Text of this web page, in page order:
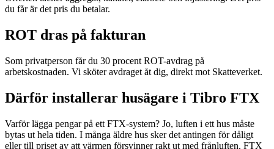
du får är det pris du betalar.
ROT dras på fakturan
Som privatperson får du 30 procent ROT-avdrag på
arbetskostnaden. Vi sköter avdraget åt dig, direkt mot Skatteverket.
Därför installerar husägare i Tibro FTX
Varför lägga pengar på ett FTX-system? Jo, luften i ett hus måste
bytas ut hela tiden. I många äldre hus sker det antingen för dåligt
eller till priset av att värmen försvinner rakt ut med frånluften. FTX